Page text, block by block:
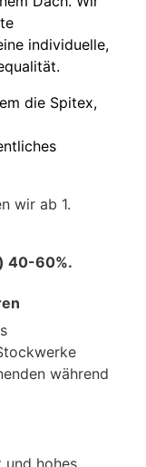
individuelle,
die Spitex,
wir ab 1.
40-60%.
während
und hohes